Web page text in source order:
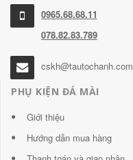
0965.68.68.11
078.82.83.789
cskh@tautochanh.com
PHỤ KIỆN ĐÁ MÀI
Giới thiệu
Hướng dẫn mua hàng